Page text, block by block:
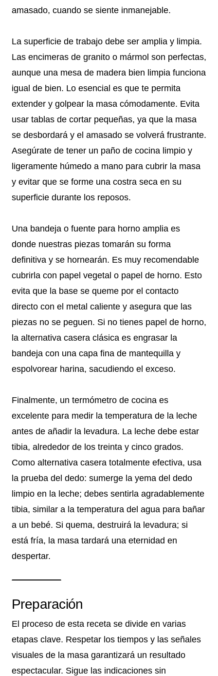
amasado, cuando se siente inmanejable.
La superficie de trabajo debe ser amplia y limpia.
Las encimeras de granito o mármol son perfectas,
aunque una mesa de madera bien limpia funciona
igual de bien. Lo esencial es que te permita
extender y golpear la masa cómodamente. Evita
usar tablas de cortar pequeñas, ya que la masa
se desbordará y el amasado se volverá frustrante.
Asegúrate de tener un paño de cocina limpio y
ligeramente húmedo a mano para cubrir la masa
y evitar que se forme una costra seca en su
superficie durante los reposos.
Una bandeja o fuente para horno amplia es
donde nuestras piezas tomarán su forma
definitiva y se hornearán. Es muy recomendable
cubrirla con papel vegetal o papel de horno. Esto
evita que la base se queme por el contacto
directo con el metal caliente y asegura que las
piezas no se peguen. Si no tienes papel de horno,
la alternativa casera clásica es engrasar la
bandeja con una capa fina de mantequilla y
espolvorear harina, sacudiendo el exceso.
Finalmente, un termómetro de cocina es
excelente para medir la temperatura de la leche
antes de añadir la levadura. La leche debe estar
tibia, alrededor de los treinta y cinco grados.
Como alternativa casera totalmente efectiva, usa
la prueba del dedo: sumerge la yema del dedo
limpio en la leche; debes sentirla agradablemente
tibia, similar a la temperatura del agua para bañar
a un bebé. Si quema, destruirá la levadura; si
está fría, la masa tardará una eternidad en
despertar.
Preparación
El proceso de esta receta se divide en varias
etapas clave. Respetar los tiempos y las señales
visuales de la masa garantizará un resultado
espectacular. Sigue las indicaciones sin